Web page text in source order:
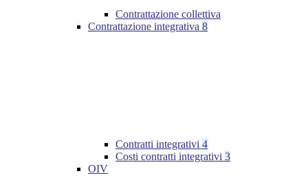
Contrattazione collettiva
Contrattazione integrativa 8
Contratti integrativi 4
Costi contratti integrativi 3
OIV